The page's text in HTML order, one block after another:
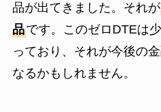
品が出てきました。それが
品です。このゼロDTEは
っており、それが今後の
なるかもしれません。